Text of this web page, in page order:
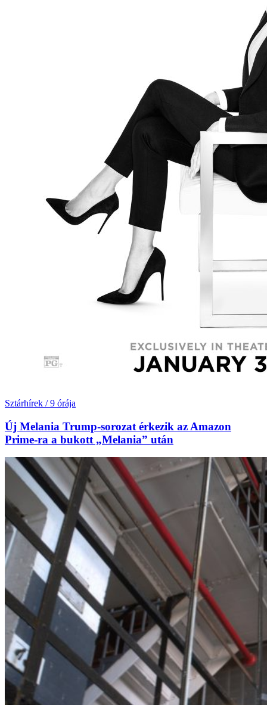
Sztárhírek / 9 órája
Új Melania Trump-sorozat érkezik az Amazon
Prime-ra a bukott „Melania” után